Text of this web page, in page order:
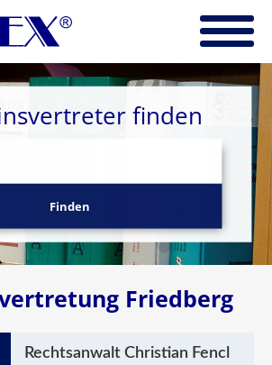
finden
Finden
Friedberg
Rechtsanwalt Christian Fencl